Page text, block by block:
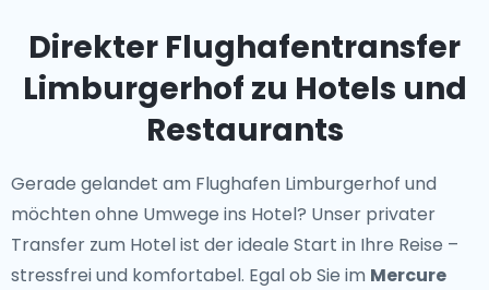
Direkter Flughafentransfer
Limburgerhof zu Hotels und
Restaurants
Gerade gelandet am Flughafen Limburgerhof und
möchten ohne Umwege ins Hotel? Unser privater
Transfer zum Hotelist der ideale Start in Ihre Reise –
stressfrei und komfortabel. Egal ob Sie im Mercure